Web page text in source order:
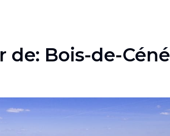
de: Bois-de-Céné